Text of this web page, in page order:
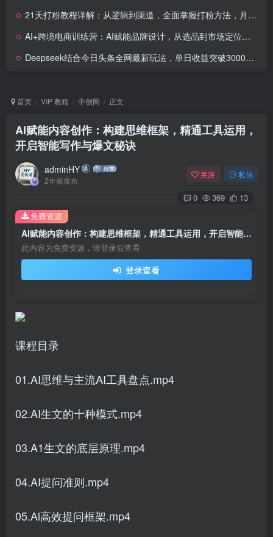
21天打粉教程详解：从逻辑到渠道，全面掌握打粉方法，月入百万高效方法
AI+跨境电商训练营：AI赋能品牌设计，从选品到市场定位实战
Deepseek结合今日头条全网最新玩法，单日收益突破3000+，只需要简单的…
首页 VIP 教程 中创网 正文
AI赋能内容创作：构建思维框架，精通工具运用，
开启智能写作与爆文秘诀
adminHY
2年前发布
关注 私信
0 369 13
AI赋能内容创作：构建思维框架，精通工具运用，开启智能写作与爆文秘诀
此内容为免费资源，请登录后查看
登录查看
免费资源
课程目录
01.AI思维与主流AI工具盘点.mp4
02.AI生文的十种模式.mp4
03.A1生文的底层原理.mp4
04.AI提问准则.mp4
05.Al高效提问框架.mp4